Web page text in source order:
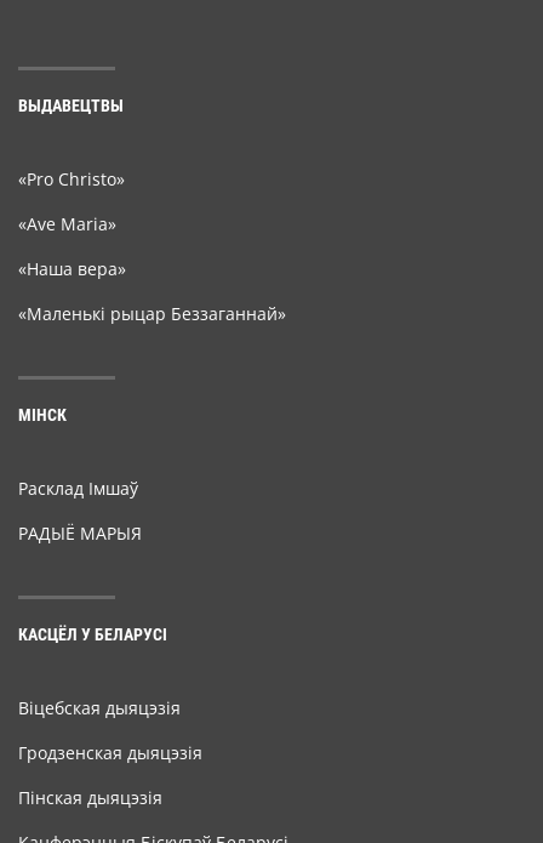
ВЫДАВЕЦТВЫ
«Pro Christo»
«Ave Maria»
«Наша вера»
«Маленькі рыцар Беззаганнай»
МІНСК
Расклад Імшаў
РАДЫЁ МАРЫЯ
КАСЦЁЛ У БЕЛАРУСІ
Віцебская дыяцэзія
Гродзенская дыяцэзія
Пінская дыяцэзія